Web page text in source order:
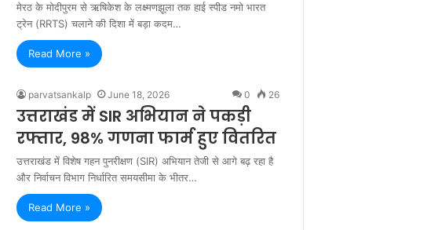
मेरठ के मोदीपुरम से ऋषिकेश के लक्ष्मणझूला तक हाई स्पीड नमो भारत
ट्रेन (RRTS) चलाने की दिशा में बड़ा कदम…
Read More »
parvatsankalp June 18, 2026 0 26
उत्तराखंड में SIR अभियान ने पकड़ी
रफ्तार, 98% गणना फार्म हुए वितरित
उत्तराखंड में विशेष गहन पुनरीक्षण (SIR) अभियान तेजी से आगे बढ़ रहा है
और निर्वाचन विभाग निर्धारित समयसीमा के भीतर…
Read More »